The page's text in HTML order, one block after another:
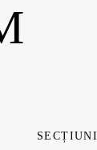
SECȚIUNI